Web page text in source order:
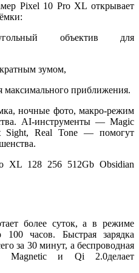
Pixel 10 Pro XL открывает
объектив для
зумом,
максимального приближения.
, ночные фото, макро-режим
AI-инструменты — Magic
Sight, Real Tone — помогут
более суток, а в режиме
100 часов. Быстрая зарядка
за 30 минут, а беспроводная
Magneticи Qi 2.0делает